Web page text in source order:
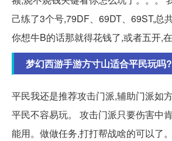
己练了3个号,79DF、69DT、69ST,总
你想牛B的话那就得花钱了,或者五开,在
梦幻西游手游方寸山适合平民玩吗?
平民我还是推荐攻击门派,辅助门派如
平民不容易玩。 攻击门派只要伤害中
能用。做做任务,打打帮战啥的可以了。